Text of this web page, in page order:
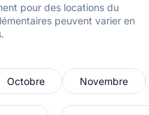
pour des locations du
peuvent varier en
Octobre Novembre